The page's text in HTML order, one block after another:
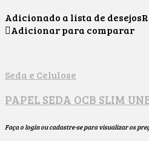
Adicionado a lista de desejos
Adicionar para comparar
Seda e Celulose
PAPEL SEDA OCB SLIM
Faça o login ou cadastre-se para visualizar os